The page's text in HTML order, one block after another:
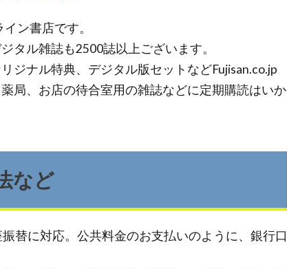
ン書店です。
タル雑誌も2500誌以上ございます。
ジナル特典、デジタル版セットなどFujisan.co.jp
局、お店の待合室用の雑誌などに定期購読はいか
など
替に対応。公共料金のお支払いのように、銀行口